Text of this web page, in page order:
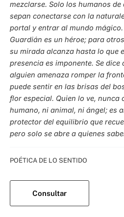
mezclarse. Solo los humanos
sepan conectarse con la
portal y entrar al mundo
Guardián es un héroe; para
su mirada alcanza hasta lo que
presencia es imponente. Se dice
alguien amenaza romper la
puede sentir en las brisas del
flor especial. Quien lo ve, nunca
humano, ni animal, ni ángel; es
protector del equilibrio que
pero solo se abre a quienes
Categoría:
POÉTICA DE LO SENTIDO
Consultar